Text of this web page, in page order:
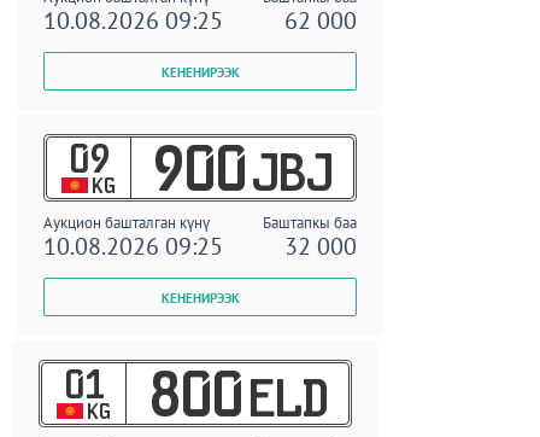
10.08.2026 09:25 62 000
09
KG 900 JBJ
Аукцион башталган күнү Баштапкы баа
10.08.2026 09:25 32 000
01
KG 800 ELD